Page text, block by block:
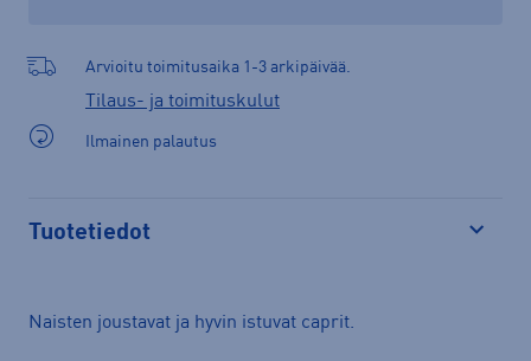
Arvioitu toimitusaika 1-3 arkipäivää.
Tilaus- ja toimituskulut
Ilmainen palautus
Tuotetiedot
Naisten joustavat ja hyvin istuvat caprit.